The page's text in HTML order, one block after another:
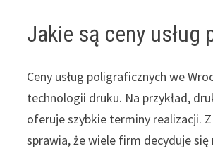
Jakie są ceny usług
Ceny usług poligraficznych we
technologii druku. Na przykład,
oferuje szybkie terminy realizacji.
sprawia, że wiele firm decyduje